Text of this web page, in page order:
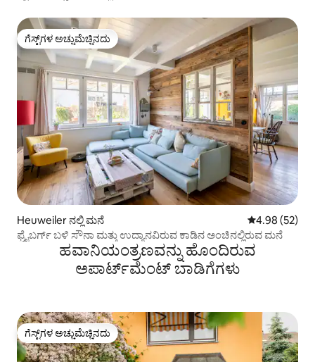
ಗೆಸ್ಟ್‌ಗಳ ಅಚ್ಚುಮೆಚ್ಚಿನದು
ಗೆಸ್ಟ್‌ಗಳ ಅಚ್ಚುಮೆಚ್ಚಿನದು
Heuweiler ನಲ್ಲಿ ಮನೆ 5 ರಲ್ಲಿ 4.98
4.98 (52)
ಫ್ರೈಬರ್ಗ್ ಬಳಿ ಸೌನಾ ಮತ್ತು ಉದ್ಯಾನವಿರುವ ಕಾಡಿನ ಅಂಚಿನಲ್ಲಿರುವ ಮನೆ
ಹವಾನಿಯಂತ್ರಣವನ್ನು ಹೊಂದಿರುವ
ಅಪಾರ್ಟ್‌ಮೆಂಟ್‌ ಬಾಡಿಗೆಗಳು
ಗೆಸ್ಟ್‌ಗಳ ಅಚ್ಚುಮೆಚ್ಚಿನದು
ಗೆಸ್ಟ್‌ಗಳ ಅಚ್ಚುಮೆಚ್ಚಿನದು